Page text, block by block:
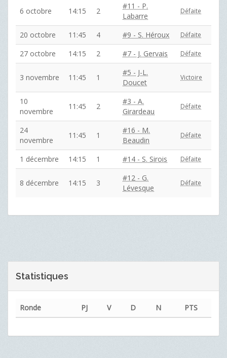
6 octobre 14:15 2
#11 - P.
Labarre
Défaite
20 octobre 11:45 4 #9 - S. Héroux Défaite
27 octobre 14:15 2 #7 - J. Gervais Défaite
3 novembre 11:45 1
#5 - J-L.
Doucet
Victoire
10
novembre
11:45 2
#3 - A.
Girardeau
Défaite
24
novembre
11:45 1
#16 - M.
Beaudin
Défaite
1 décembre 14:15 1 #14 - S. Sirois Défaite
8 décembre 14:15 3
#12 - G.
Lévesque
Défaite
Statistiques
Ronde PJ V D N PTS